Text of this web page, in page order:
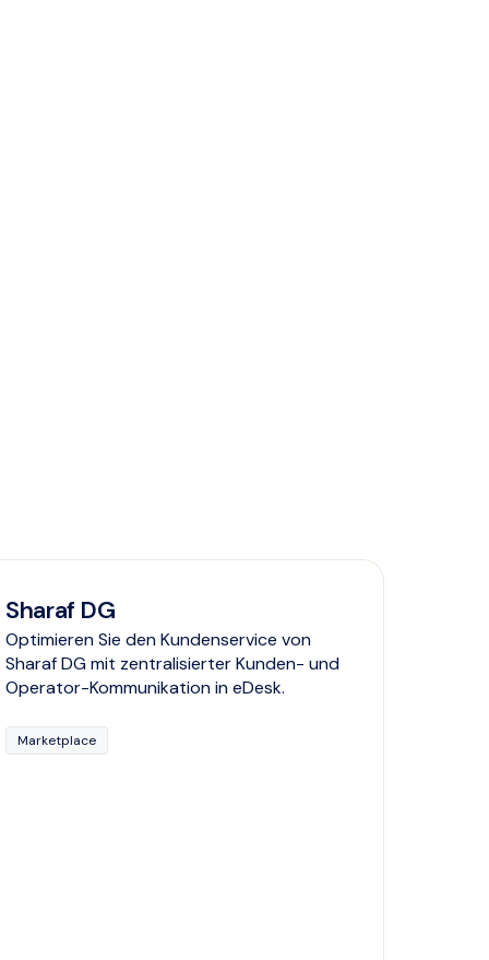
Sharaf DG
Optimieren Sie den Kundenservice von
Sharaf DG mit zentralisierter Kunden- und
Operator-Kommunikation in eDesk.
Marketplace